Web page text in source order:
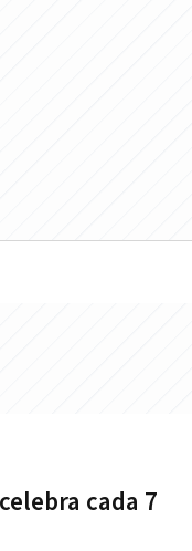
cada 7